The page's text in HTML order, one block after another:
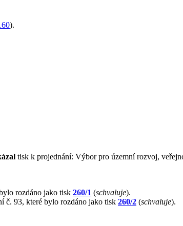
).
tisk k projednání: Výbor pro územní rozvoj,
rozdáno jako tisk 260/1 (schvaluje).
č. 93, které bylo rozdáno jako tisk 260/2 (schvaluje).